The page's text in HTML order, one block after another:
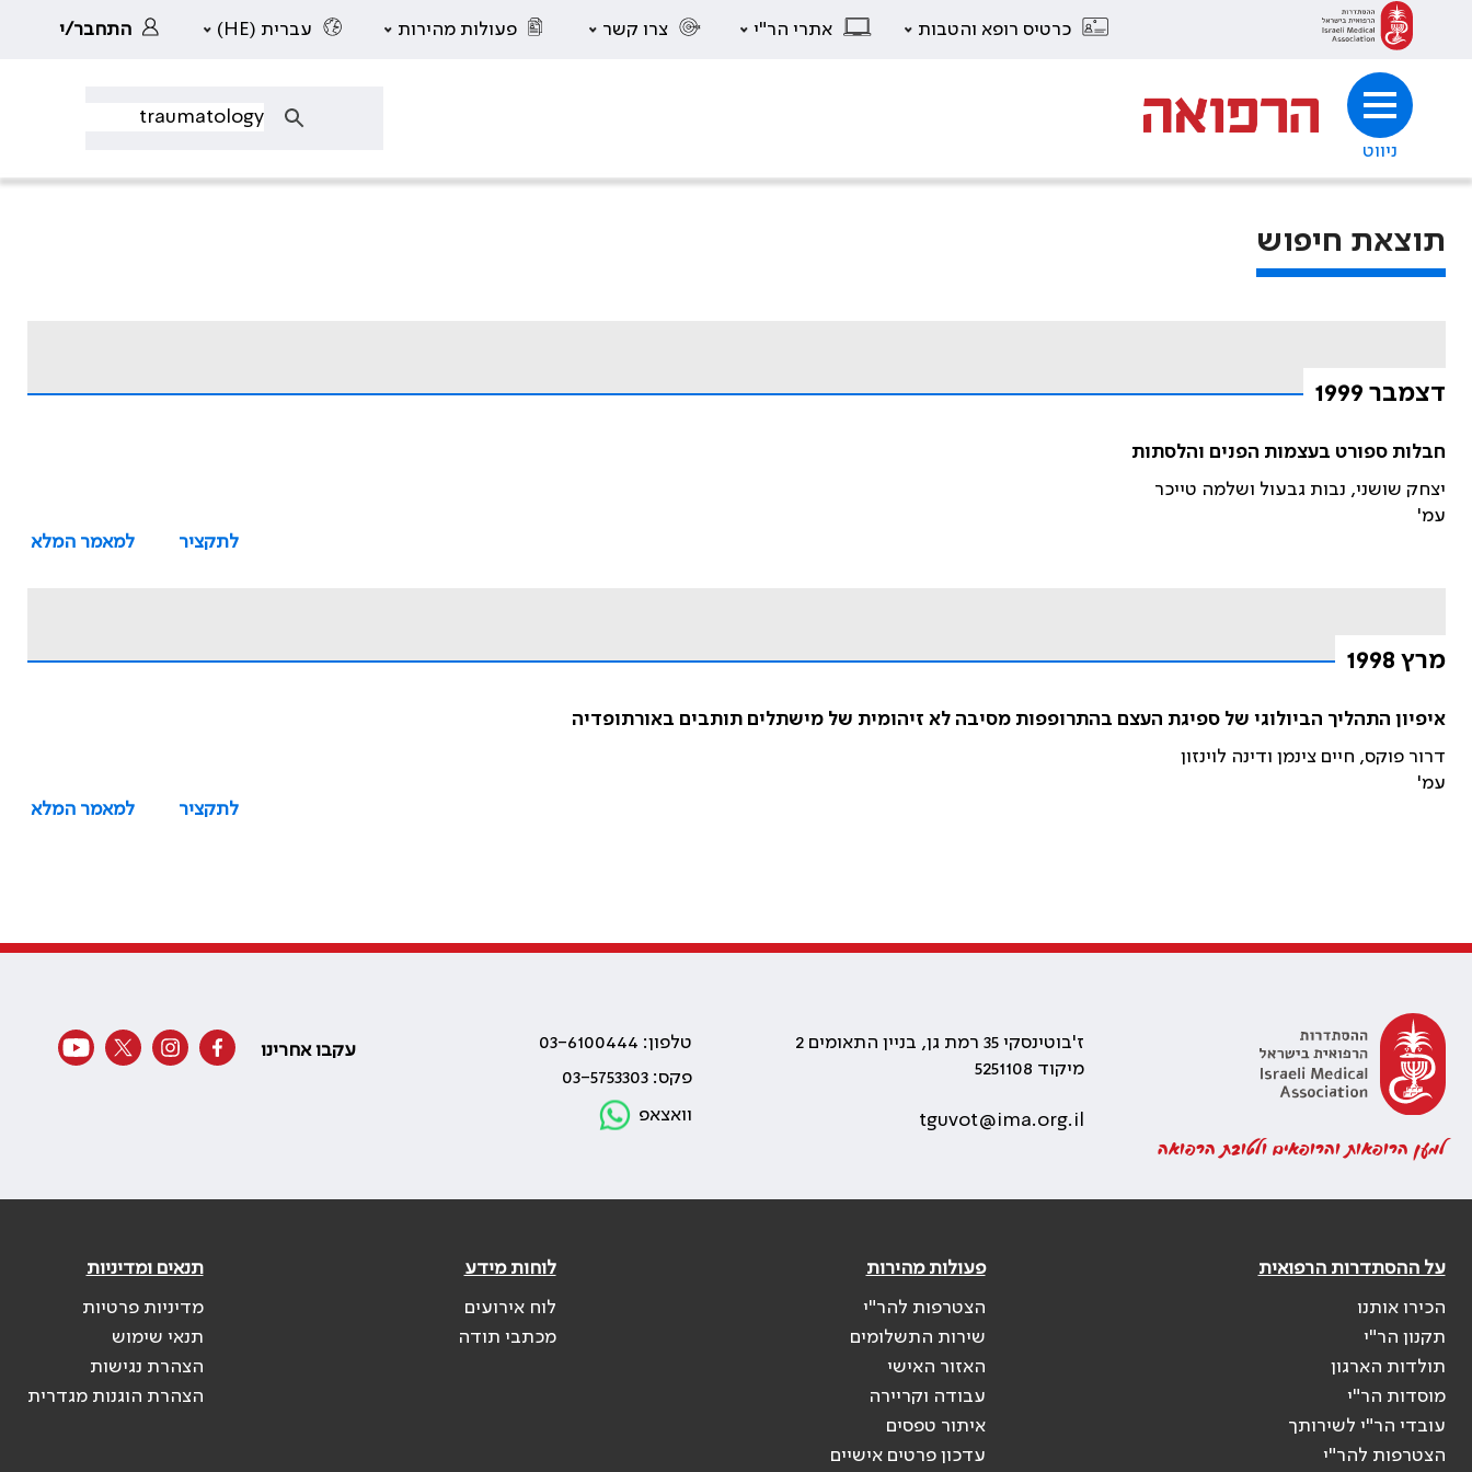
כרטיס רופא והטבות אתרי הר"י צרו קשר פעולות מהירות עברית (HE) התחבר/י
ניווט
תוצאת חיפוש
דצמבר 1999
חבלות ספורט בעצמות הפנים והלסתות
יצחק שושני, נבות גבעול ושלמה טייכר
עמ'
לתקציר
למאמר המלא
מרץ 1998
איפיון התהליך הביולוגי של ספיגת העצם בהתרופפות מסיבה לא זיהומית של מישתלים תותבים באורתופדיה
דרור פוקס, חיים צינמן ודינה לוינזון
עמ'
לתקציר
למאמר המלא
למען הרופאות והרופאים ולטובת הרפואה
ז'בוטינסקי 35 רמת גן, בניין התאומים 2
מיקוד 5251108
tguvot@ima.org.il
טלפון: 03-6100444
פקס: 03-5753303
וואצאפ
עקבו אחרינו
על ההסתדרות הרפואית
הכירו אותנו
תקנון הר"י
תולדות הארגון
מוסדות הר"י
עובדי הר"י לשירותך
הצטרפות להר"י
פעולות מהירות
הצטרפות להר"י
שירות התשלומים
האזור האישי
עבודה וקריירה
איתור טפסים
עדכון פרטים אישיים
לוחות מידע
לוח אירועים
מכתבי תודה
תנאים ומדיניות
מדיניות פרטיות
תנאי שימוש
הצהרת נגישות
הצהרת הוגנות מגדרית